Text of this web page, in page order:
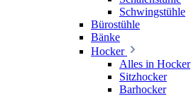
Schwingstühle
Bürostühle
Bänke
Hocker
Alles in Hocker
Sitzhocker
Barhocker